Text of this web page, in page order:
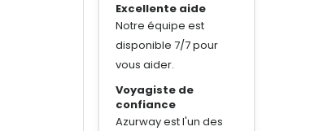
Excellente aide
Notre équipe est
disponible 7/7 pour
vous aider.
Voyagiste de
confiance
Azurway est l'un des